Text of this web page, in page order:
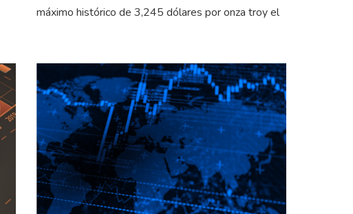
máximo histórico de 3,245 dólares por onza troy el